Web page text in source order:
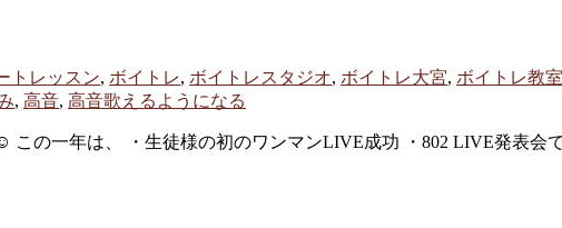
トレッスン, ボイトレ, ボイトレスタジオ, ボイトレ大宮, ボイトレ教室
, 高音, 高音歌えるようになる
の一年は、 ・生徒様の初のワンマンLIVE成功 ・802 LIVE発表会